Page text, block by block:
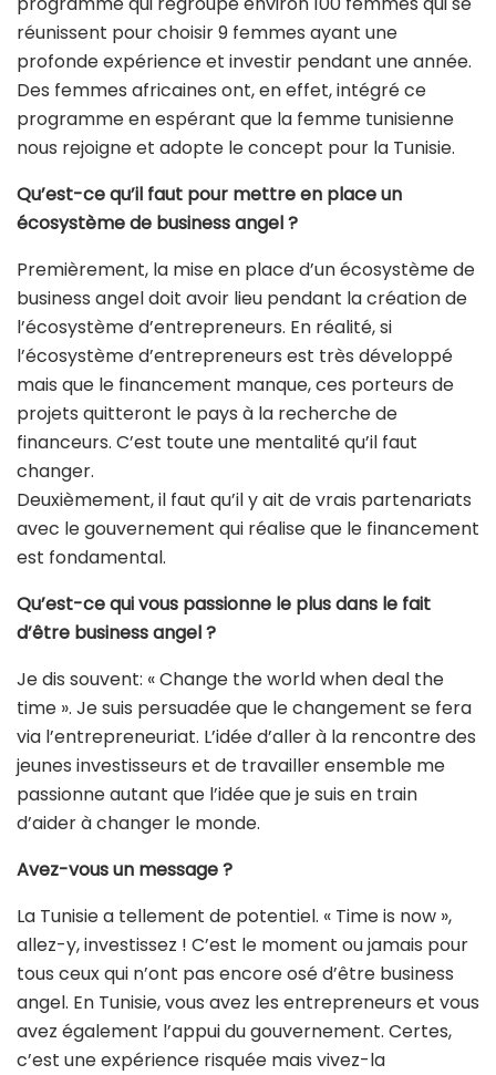
réunissent pour choisir 9 femmes ayant une
profonde expérience et investir pendant une année.
Des femmes africaines ont, en effet, intégré ce
programme en espérant que la femme tunisienne
nous rejoigne et adopte le concept pour la Tunisie.
Qu’est-ce qu’il faut pour mettre en place un
écosystème de business angel ?
Premièrement, la mise en place d’un écosystème de
business angel doit avoir lieu pendant la création de
l’écosystème d’entrepreneurs. En réalité, si
l’écosystème d’entrepreneurs est très développé
mais que le financement manque, ces porteurs de
projets quitteront le pays à la recherche de
financeurs. C’est toute une mentalité qu’il faut
changer.
Deuxièmement, il faut qu’il y ait de vrais partenariats
avec le gouvernement qui réalise que le financement
est fondamental.
Qu’est-ce qui vous passionne le plus dans le fait
d’être business angel ?
Je dis souvent: « Change the world when deal the
time ». Je suis persuadée que le changement se fera
via l’entrepreneuriat. L’idée d’aller à la rencontre des
jeunes investisseurs et de travailler ensemble me
passionne autant que l’idée que je suis en train
d’aider à changer le monde.
Avez-vous un message ?
La Tunisie a tellement de potentiel. « Time is now »,
allez-y, investissez ! C’est le moment ou jamais pour
tous ceux qui n’ont pas encore osé d’être business
angel. En Tunisie, vous avez les entrepreneurs et vous
avez également l’appui du gouvernement. Certes,
c’est une expérience risquée mais vivez-la